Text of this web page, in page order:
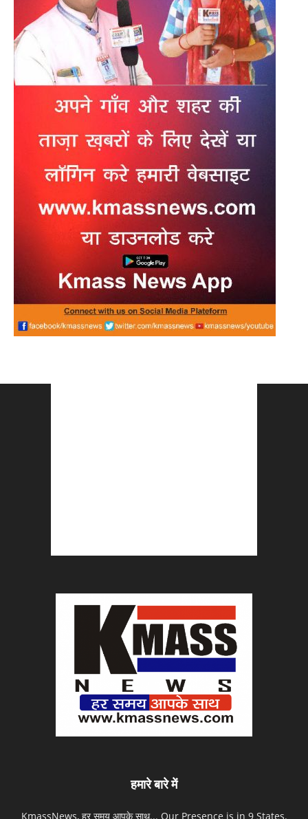
हमारे बारे में
KmassNews, हर समय आपके साथ... Our Presence is in 9 States.